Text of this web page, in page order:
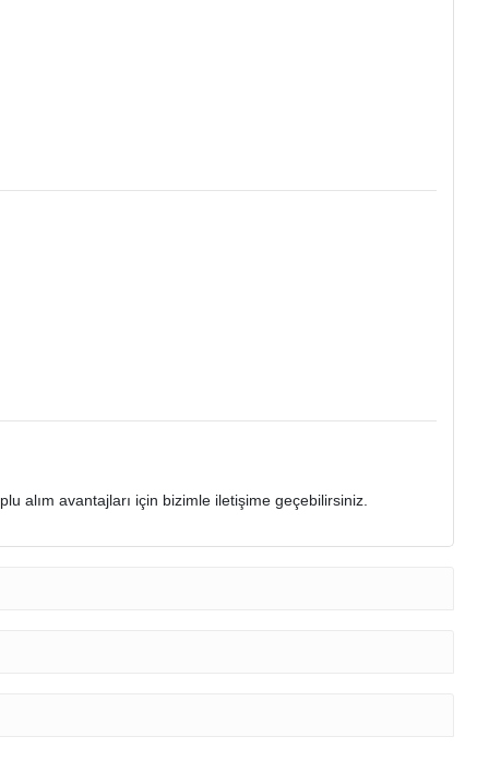
alım avantajları için bizimle iletişime geçebilirsiniz.